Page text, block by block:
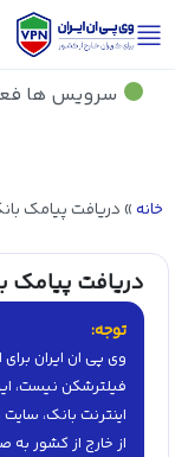
سرویس ها
خانه»دریافت پیامک
دریافت پیامک
توجه:
وی پی ان ایران برای
فیلترشکن نیست،
اینترنت بانک،
از خارج از کشور